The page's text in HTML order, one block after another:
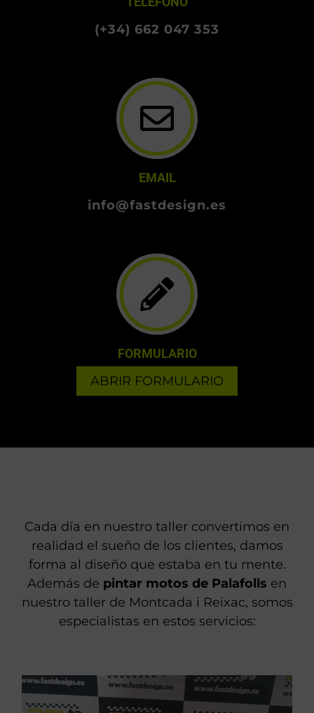
(+34) 662 047 353
EMAIL
info@fastdesign.es
FORMULARIO
ABRIR FORMULARIO
Cada día en nuestro taller convertimos en
realidad el sueño de los clientes, damos
forma al diseño que estaba en tu mente.
Además de pintar motos de Palafolls en
nuestro taller de Montcada i Reixac, somos
especialistas en estos servicios: